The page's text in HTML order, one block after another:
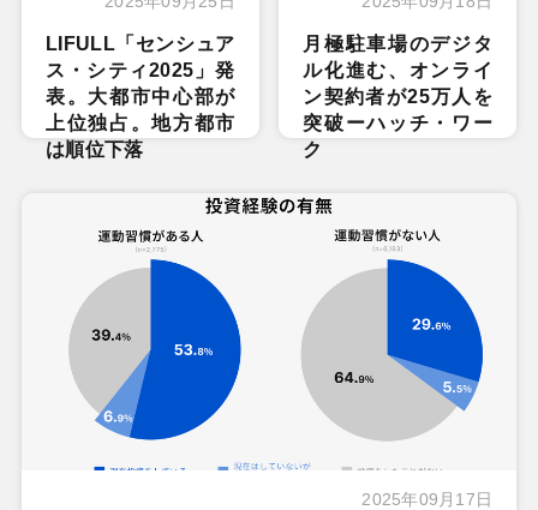
LIFULL「センシュア
ス・シティ2025」発
表。大都市中心部が
上位独占。地方都市
は順位下落
月極駐車場のデジタ
ル化進む、オンライ
ン契約者が25万人を
突破ーハッチ・ワー
ク
2025年09月17日